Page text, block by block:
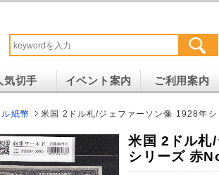
気切手 イベント案内 ご利用案内
ル紙幣 米国 2ドル札/ジェファーソン像 1928年
米国 2ドル札
シリーズ 赤